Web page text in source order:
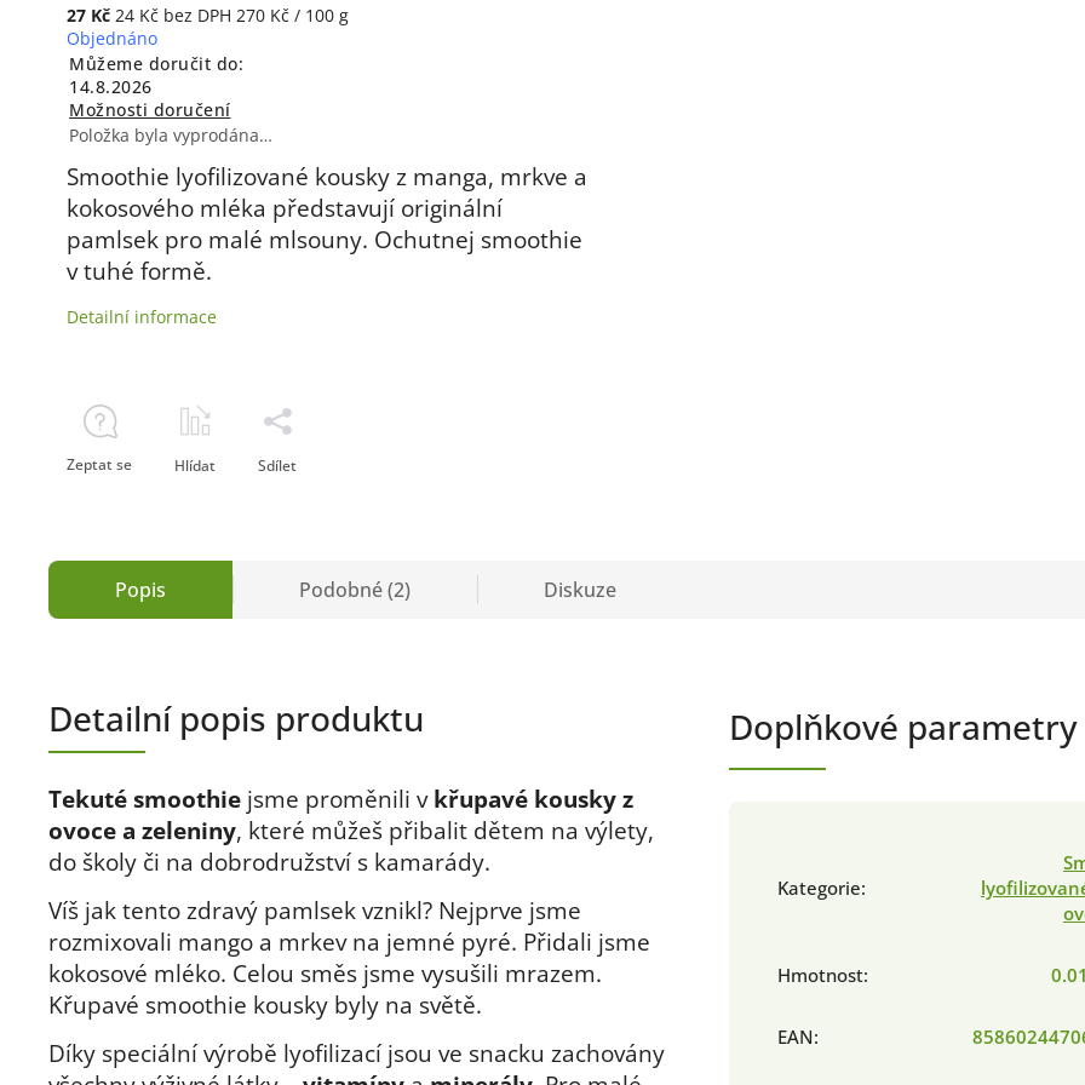
27 Kč 24 Kč bez DPH 270 Kč / 100 g
Objednáno
Můžeme doručit do:
14.8.2026
Možnosti doručení
Položka byla vyprodána…
Smoothie lyofilizované kousky z manga, mrkve a
kokosového mléka představují originální
pamlsek pro malé mlsouny. Ochutnej smoothie
v tuhé formě.
Detailní informace
Zeptat se Hlídat Sdílet
Popis Podobné (2) Diskuze
Detailní popis produktu
Tekuté smoothie jsme proměnili v křupavé kousky z
ovoce a zeleniny, které můžeš přibalit dětem na výlety,
do školy či na dobrodružství s kamarády.
Víš jak tento zdravý pamlsek vznikl? Nejprve jsme
rozmixovali mango a mrkev na jemné pyré. Přidali jsme
kokosové mléko. Celou směs jsme vysušili mrazem.
Křupavé smoothie kousky byly na světě.
Díky speciální výrobě lyofilizací jsou ve snacku zachovány
Doplňkové parametry
Kategorie:
Hmotnost:
EAN: